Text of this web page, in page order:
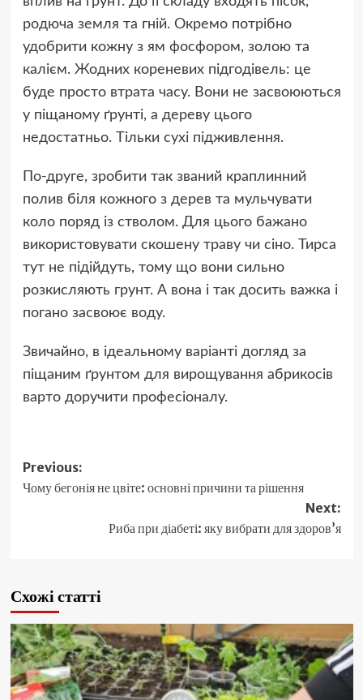
родюча земля та гній. Окремо потрібно
удобрити кожну з ям фосфором, золою та
калієм. Жодних кореневих підгодівель: це
буде просто втрата часу. Вони не засвоюються
у піщаному ґрунті, а дереву цього
недостатньо. Тільки сухі підживлення.
По-друге, зробити так званий краплинний
полив біля кожного з дерев та мульчувати
коло поряд із стволом. Для цього бажано
використовувати скошену траву чи сіно. Тирса
тут не підійдуть, тому що вони сильно
розкисляють грунт. А вона і так досить важка і
погано засвоює воду.
Звичайно, в ідеальному варіанті догляд за
піщаним ґрунтом для вирощування абрикосів
варто доручити професіоналу.
Post
navigation
Previous:
Чому бегонія не цвіте: основні причини та рішення
Next:
Риба при діабеті: яку вибрати для здоров’я
Схожі статті